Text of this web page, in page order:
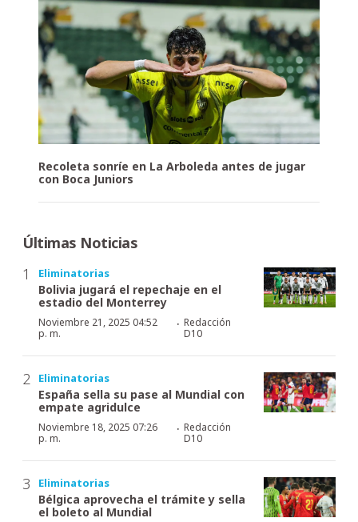
Recoleta sonríe en La Arboleda antes de jugar
con Boca Juniors
Últimas Noticias
Eliminatorias
Bolivia jugará el repechaje en el
estadio del Monterrey
Noviembre 21, 2025 04:52
p. m.
·Redacción
D10
Eliminatorias
España sella su pase al Mundial con
empate agridulce
Noviembre 18, 2025 07:26
p. m.
·Redacción
D10
Eliminatorias
Bélgica aprovecha el trámite y sella
el boleto al Mundial